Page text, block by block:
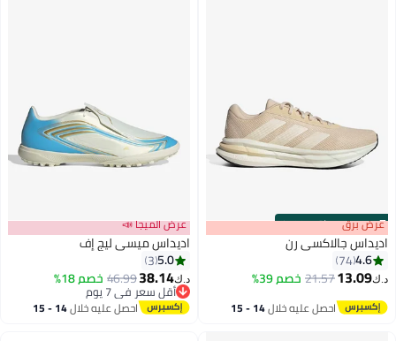
00m:00
·باقي 100%
13
برق
جالاكسي رن
4.6
74
13.09
21.57خصم 39%
احصل عليه خلال 14 - 15
اغسطس
عرض الميجا 📣
اديداس ميسي ليج إف
5.0
3
38.14
46.99خصم 18%
أقل سعر في 7 يوم
أقل سعر في 7 يوماحصل عليه خلال 14 - 15
اغسطس